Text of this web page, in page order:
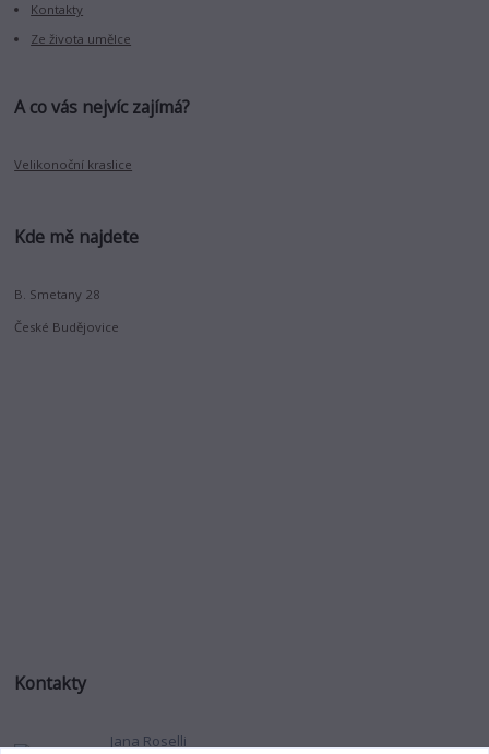
Kontakty
Ze života umělce
A co vás nejvíc zajímá?
Velikonoční kraslice
Kde mě najdete
B. Smetany 28
České Budějovice
Kontakty
Jana Roselli